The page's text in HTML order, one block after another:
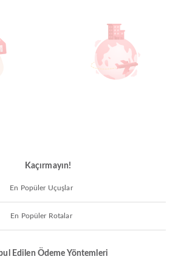
Kaçırmayın!
En Popüler Uçuşlar
En Popüler Rotalar
Edilen Ödeme Yöntemleri